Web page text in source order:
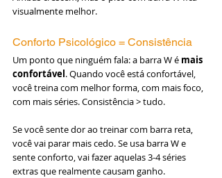
visualmente melhor.
Conforto Psicológico = Consistência
Um ponto que ninguém fala: a barra W é mais
confortável. Quando você está confortável,
você treina com melhor forma, com mais foco,
com mais séries. Consistência > tudo.
Se você sente dor ao treinar com barra reta,
você vai parar mais cedo. Se usa barra W e
sente conforto, vai fazer aquelas 3-4 séries
extras que realmente causam ganho.